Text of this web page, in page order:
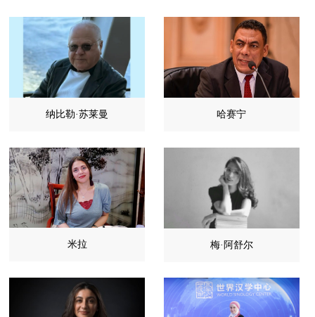
纳比勒·苏莱曼 哈赛宁
米拉 梅·阿舒尔